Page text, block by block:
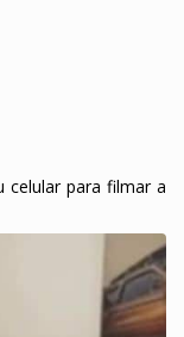
celular para filmar a